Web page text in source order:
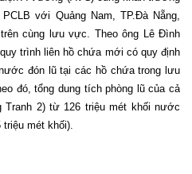
với Quảng Nam, TP.Đà Nẵng,
cùng lưu vực. Theo ông Lê Đình
trình liên hồ chứa mới có quy định
đón lũ tại các hồ chứa trong lưu
đó, tổng dung tích phòng lũ của cả
2) từ 126 triệu mét khối nước
mét khối).